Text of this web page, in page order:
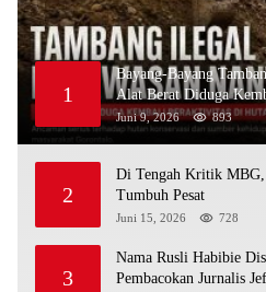
1
Bayang-Bayang
Alat Berat Diduga
Juni 9, 2026 893
2
Di Tengah Kritik MBG,
Tumbuh Pesat
Juni 15, 2026 728
3
Nama Rusli Habibie
Pembacokan Jurnalis